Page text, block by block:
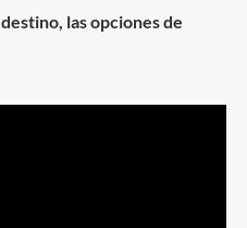
las opciones de